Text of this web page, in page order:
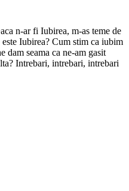
n-ar fi Iubirea, m-as teme de
Iubirea? Cum stim ca iubim
dam seama ca ne-am gasit
Intrebari, intrebari, intrebari